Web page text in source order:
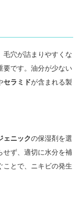
毛穴が詰まりやすくな
要です。油分が少ない
セラミドが含まれる製
ェニックの保湿剤を選
せず、適切に水分を補
ことで、ニキビの発生